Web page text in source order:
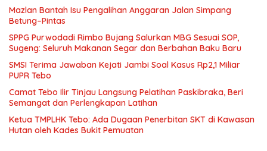
Mazlan Bantah Isu Pengalihan Anggaran Jalan Simpang
Betung–Pintas
SPPG Purwodadi Rimbo Bujang Salurkan MBG Sesuai SOP,
Sugeng: Seluruh Makanan Segar dan Berbahan Baku Baru
SMSI Terima Jawaban Kejati Jambi Soal Kasus Rp2,1 Miliar
PUPR Tebo
Camat Tebo Ilir Tinjau Langsung Pelatihan Paskibraka, Beri
Semangat dan Perlengkapan Latihan
Ketua TMPLHK Tebo: Ada Dugaan Penerbitan SKT di Kawasan
Hutan oleh Kades Bukit Pemuatan